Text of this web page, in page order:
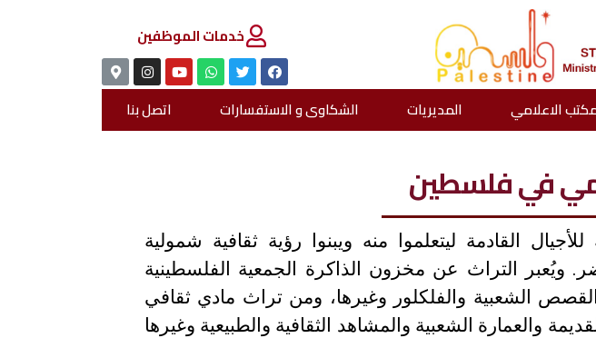
خدمات الموظفين
الاعلامي المديريات الشكاوى و الاستفسارات اتصل بنا
في فلسطين
القادمة ليتعلموا منه ويبنوا رؤية ثقافية شمولية
التراث عن مخزون الذاكرة الجمعية الفلسطينية
الشعبية والفلكلور وغيرها، ومن تراث مادي ثقافي
والعمارة الشعبية والمشاهد الثقافية والطبيعية وغيرها